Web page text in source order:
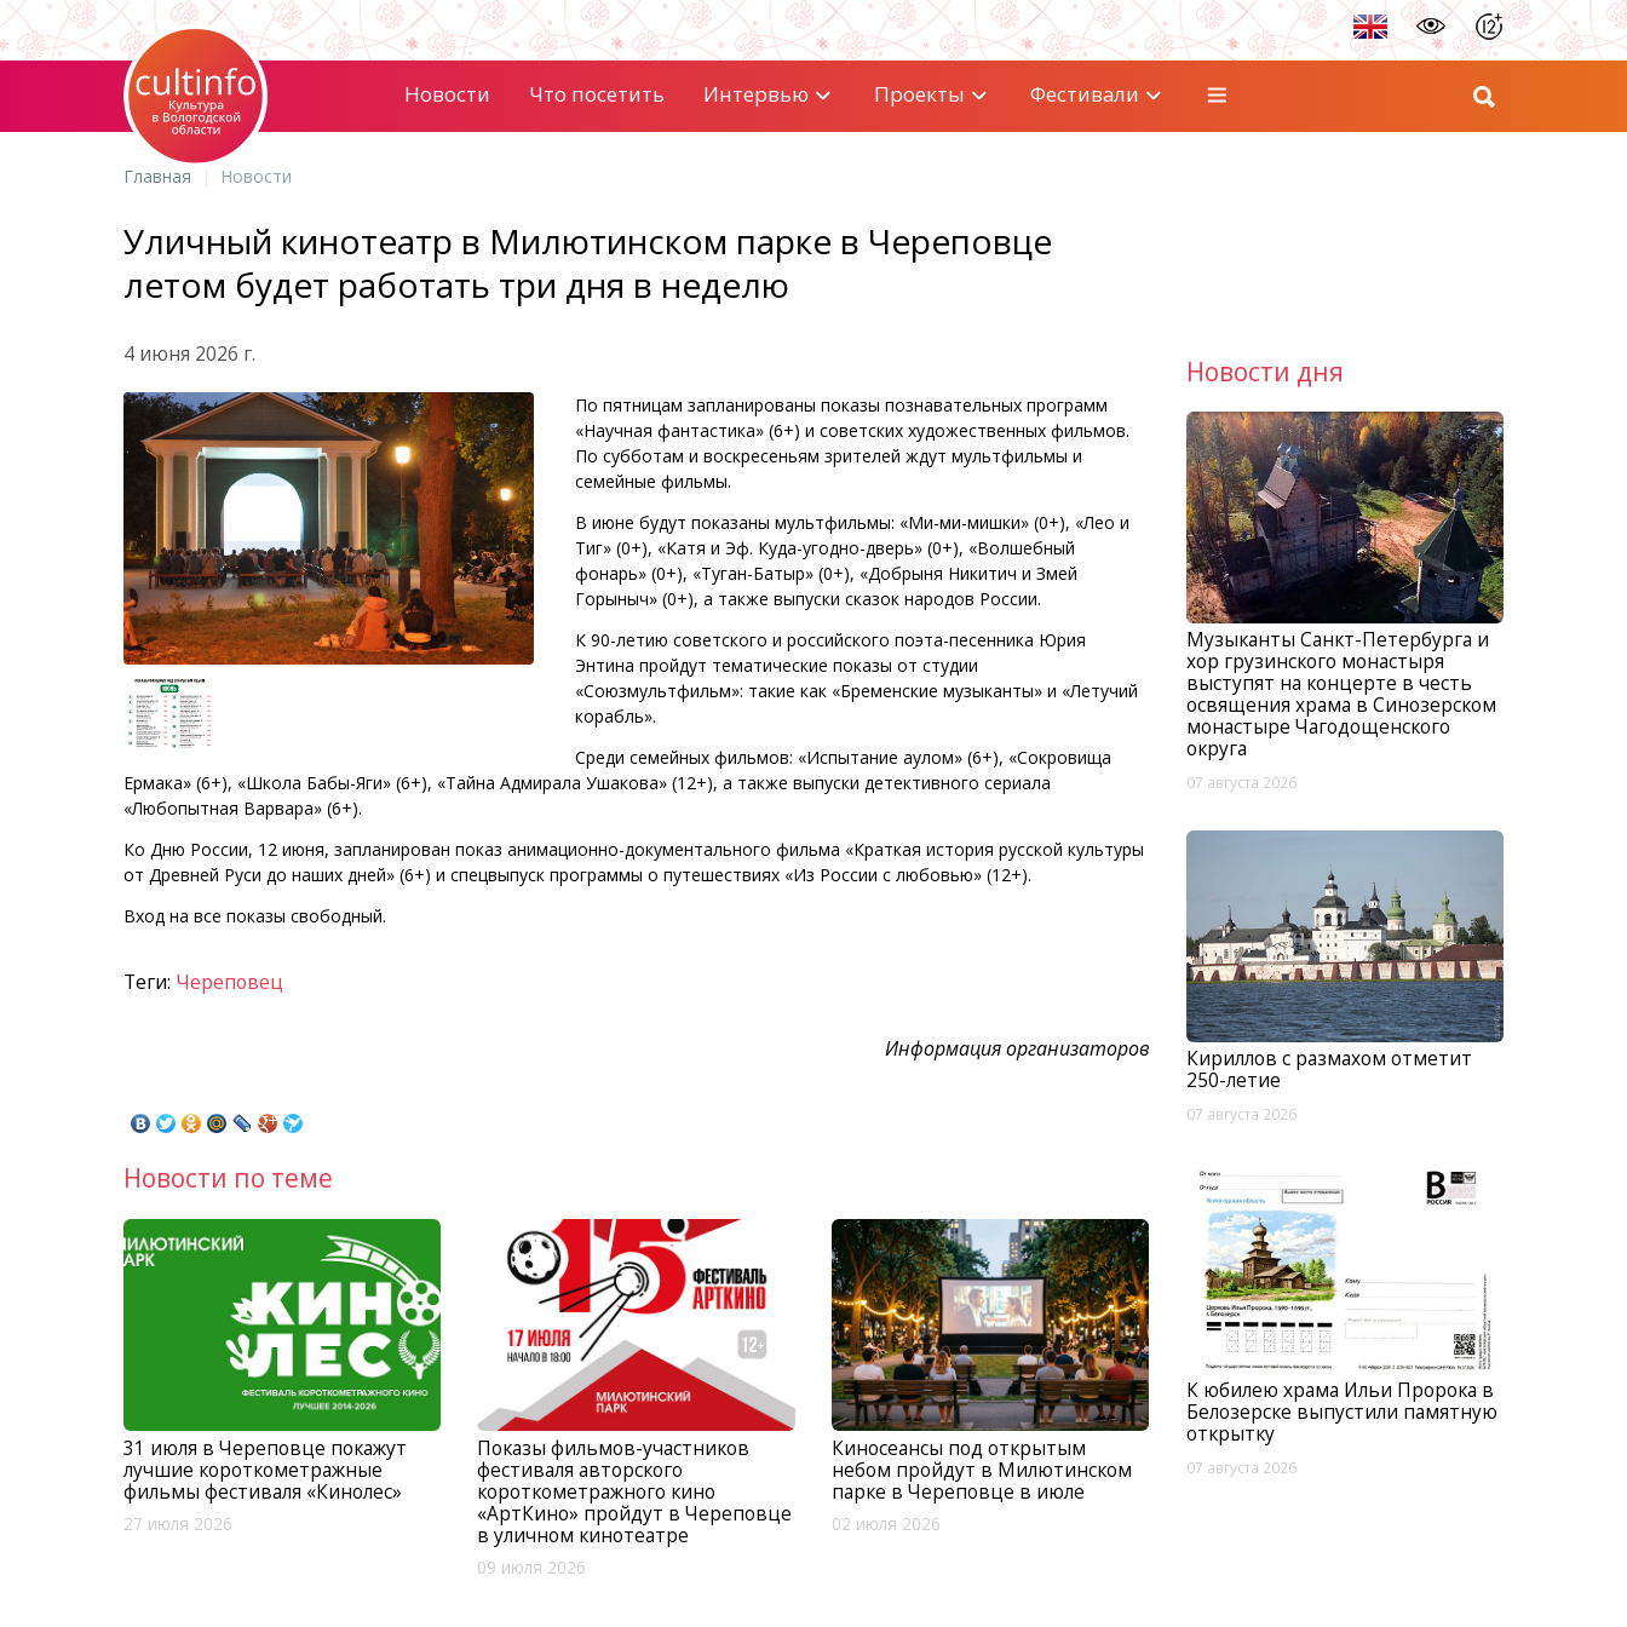
Новости Что посетить Интервью Проекты Фестивали
Главная Новости
Уличный кинотеатр в Милютинском парке в Череповце
летом будет работать три дня в неделю
4 июня 2026 г.
По пятницам запланированы показы познавательных программ
«Научная фантастика» (6+) и советских художественных фильмов.
По субботам и воскресеньям зрителей ждут мультфильмы и
семейные фильмы.
В июне будут показаны мультфильмы: «Ми-ми-мишки» (0+), «Лео и
Тиг» (0+), «Катя и Эф. Куда-угодно-дверь» (0+), «Волшебный
фонарь» (0+), «Туган-Батыр» (0+), «Добрыня Никитич и Змей
Горыныч» (0+), а также выпуски сказок народов России.
К 90-летию советского и российского поэта-песенника Юрия
Энтина пройдут тематические показы от студии
«Союзмультфильм»: такие как «Бременские музыканты» и «Летучий
корабль».
Среди семейных фильмов: «Испытание аулом» (6+), «Сокровища
Ермака» (6+), «Школа Бабы-Яги» (6+), «Тайна Адмирала Ушакова» (12+), а также выпуски детективного сериала
«Любопытная Варвара» (6+).
Ко Дню России, 12 июня, запланирован показ анимационно-документального фильма «Краткая история русской культуры
от Древней Руси до наших дней» (6+) и спецвыпуск программы о путешествиях «Из России с любовью» (12+).
Вход на все показы свободный.
Теги: Череповец
Информация организаторов
Новости по теме
31 июля в Череповце покажут
лучшие короткометражные
фильмы фестиваля «Кинолес»
27 июля 2026
Показы фильмов-участников
фестиваля авторского
короткометражного кино
«АртКино» пройдут в Череповце
в уличном кинотеатре
09 июля 2026
Киносеансы под открытым
небом пройдут в Милютинском
парке в Череповце в июле
02 июля 2026
Новости дня
Музыканты Санкт-Петербурга и
хор грузинского монастыря
выступят на концерте в честь
освящения храма в Синозерском
монастыре Чагодощенского
округа
07 августа 2026
Кириллов с размахом отметит
250-летие
07 августа 2026
К юбилею храма Ильи Пророка в
Белозерске выпустили памятную
открытку
07 августа 2026